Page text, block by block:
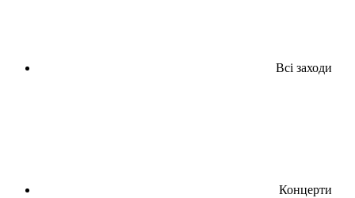
Всі заходи
Концерти